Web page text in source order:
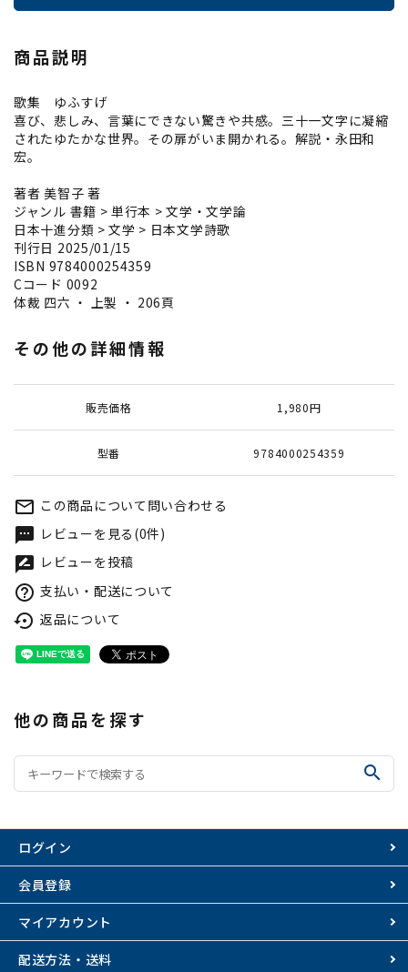
商品説明
歌集 ゆふすげ
喜び、悲しみ、言葉にできない驚きや共感。三十一文字に凝縮
されたゆたかな世界。その扉がいま開かれる。解説・永田和
宏。
著者 美智子 著
ジャンル 書籍 > 単行本 > 文学・文学論
日本十進分類 > 文学 > 日本文学詩歌
刊行日 2025/01/15
ISBN 9784000254359
Cコード 0092
体裁 四六 ・ 上製 ・ 206頁
その他の詳細情報
販売価格 1,980円
型番 9784000254359
mail_outline この商品について問い合わせる
textsms レビューを見る(0件)
rate_review レビューを投稿
help_outline 支払い・配送について
settings_backup_restore 返品について
他の商品を探す
search
ログイン
会員登録
マイアカウント
配送方法・送料